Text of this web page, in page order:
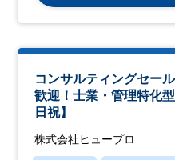
コンサルティングセー
歓迎！士業・管理特化
日祝】
株式会社ヒュープロ